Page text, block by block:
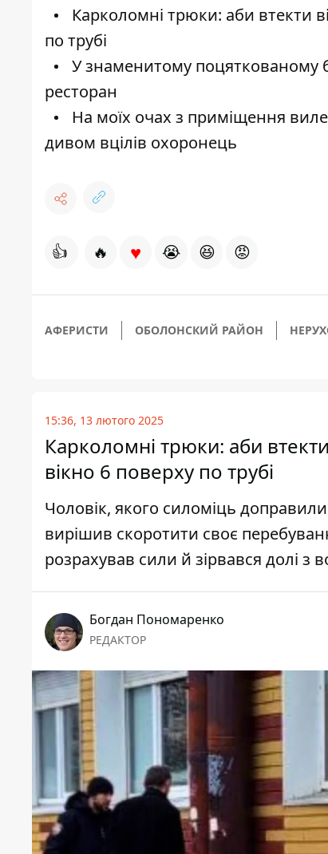
Карколомні трюки: аби втекти
по трубі
У знаменитому поцяткованому
ресторан
На моїх очах з приміщення
дивом вцілів охоронець
👍 🔥 ♥ 😭 😆 😡
АФЕРИСТИ ОБОЛОНСКИЙ РАЙОН
15:36, 13 лютого 2025
Карколомні трюки: аби
вікно 6 поверху по трубі
Чоловік, якого силоміць
вирішив скоротити своє
розрахував сили й зірвався долі з
Богдан Пономаренко
РЕДАКТОР